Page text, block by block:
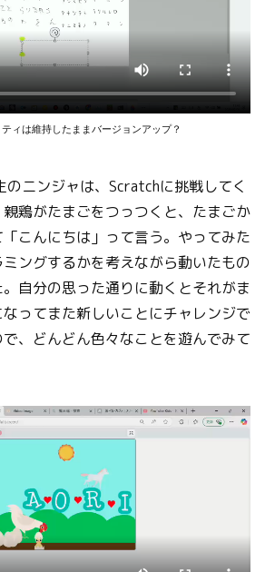
ィは維持したままバージョンアップ？
ニンジャは、Scratchに挑戦してく
鶏がたまごをつっつくと、たまごか
こんにちは」って言う。やってみた
ングするかを考えながら動いたもの
自分の思った通りに動くとそれがま
ってまた新しいことにチャレンジで
、どんどん色々なことを遊んでみて